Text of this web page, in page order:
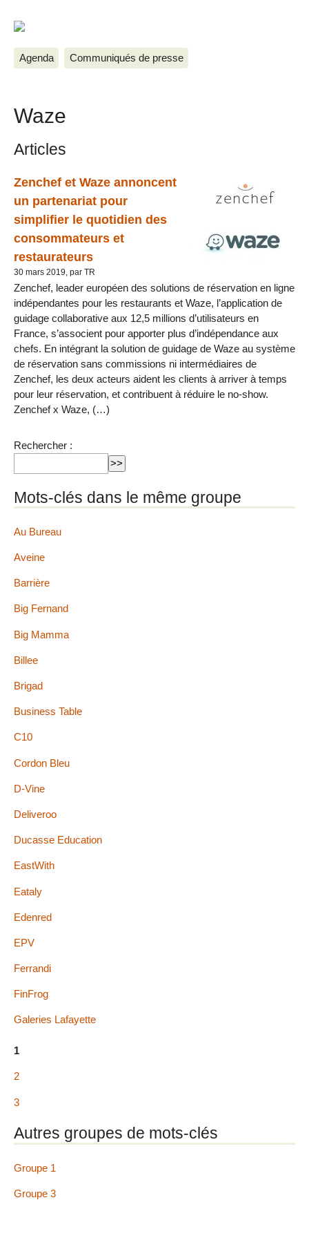
Agenda Communiqués de presse
Waze
Articles
Zenchef et Waze annoncent
un partenariat pour
simplifier le quotidien des
consommateurs et
restaurateurs
30 mars 2019, par TR
Zenchef, leader européen des solutions de réservation en ligne
indépendantes pour les restaurants et Waze, l’application de
guidage collaborative aux 12,5 millions d’utilisateurs en
France, s’associent pour apporter plus d’indépendance aux
chefs. En intégrant la solution de guidage de Waze au système
de réservation sans commissions ni intermédiaires de
Zenchef, les deux acteurs aident les clients à arriver à temps
pour leur réservation, et contribuent à réduire le no-show.
Zenchef x Waze, (…)
Rechercher :
Mots-clés dans le même groupe
Au Bureau
Aveine
Barrière
Big Fernand
Big Mamma
Billee
Brigad
Business Table
C10
Cordon Bleu
D-Vine
Deliveroo
Ducasse Education
EastWith
Eataly
Edenred
EPV
Ferrandi
FinFrog
Galeries Lafayette
1
2
3
Autres groupes de mots-clés
Groupe 1
Groupe 3